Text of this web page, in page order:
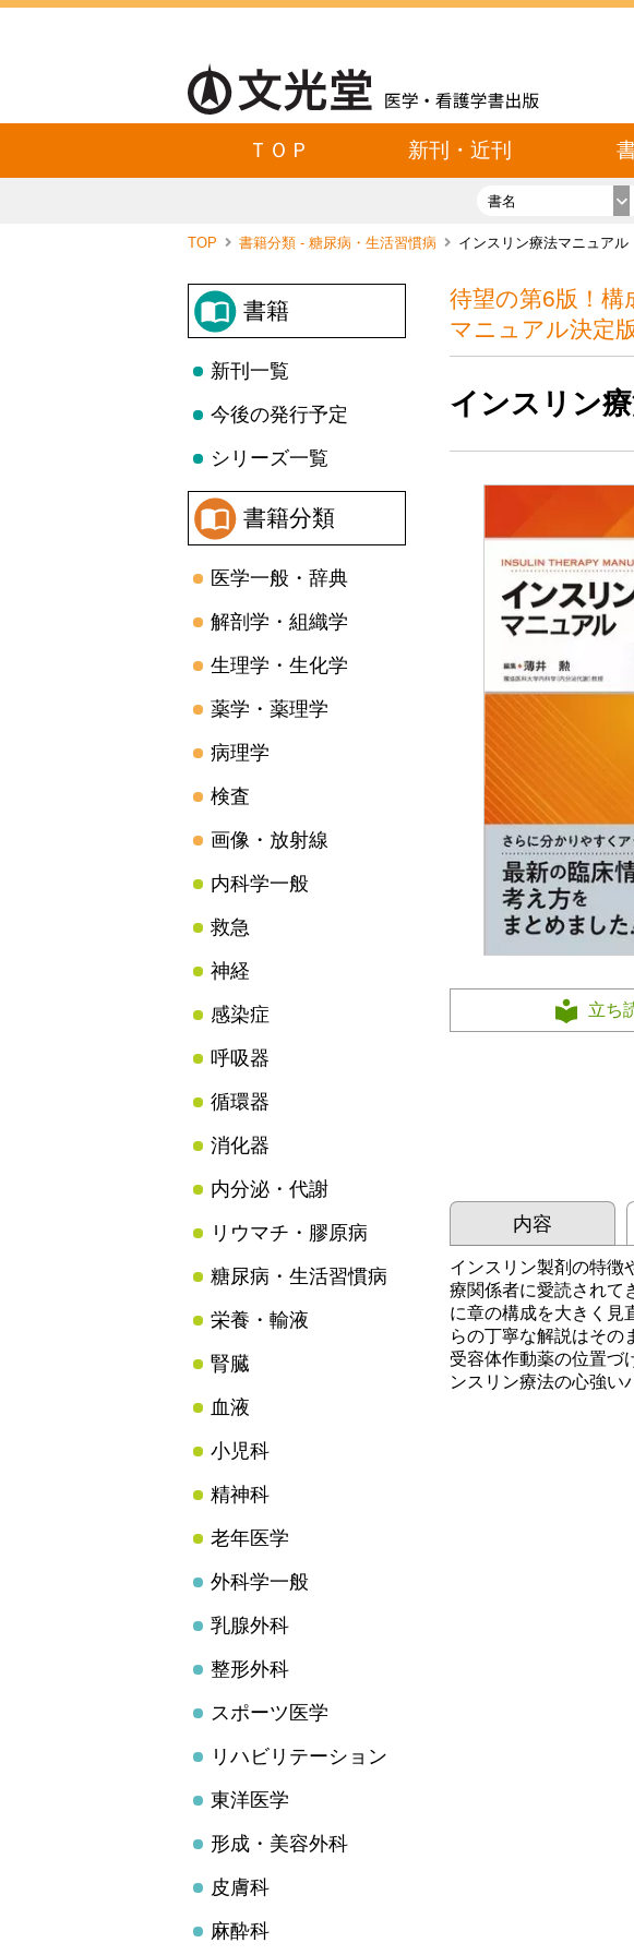
ＴＯＰ 新刊・近刊
書名
TOP 書籍分類 - 糖尿病・生活習慣病 インスリン療法マニュアル
書籍
新刊一覧
今後の発行予定
シリーズ一覧
書籍分類
医学一般・辞典
解剖学・組織学
生理学・生化学
薬学・薬理学
病理学
検査
画像・放射線
内科学一般
救急
神経
感染症
呼吸器
循環器
消化器
内分泌・代謝
リウマチ・膠原病
糖尿病・生活習慣病
栄養・輸液
腎臓
血液
小児科
精神科
老年医学
外科学一般
乳腺外科
整形外科
スポーツ医学
リハビリテーション
東洋医学
形成・美容外科
皮膚科
麻酔科
待望の第6版！
マニュアル決定版
インスリン
立ち
内容
インスリン製剤の特徴
療関係者に愛読されて
に章の構成を大きく見
らの丁寧な解説はその
受容体作動薬の位置づ
ンスリン療法の心強い